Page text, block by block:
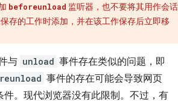
beforeunload 监听器，也不要将其用作会话
存的工作时添加，并在该工作保存后立即移
与 unload 事件存在类似的问题，即
事件的存在可能会导致网页
件。现代浏览器没有此限制。不过，有